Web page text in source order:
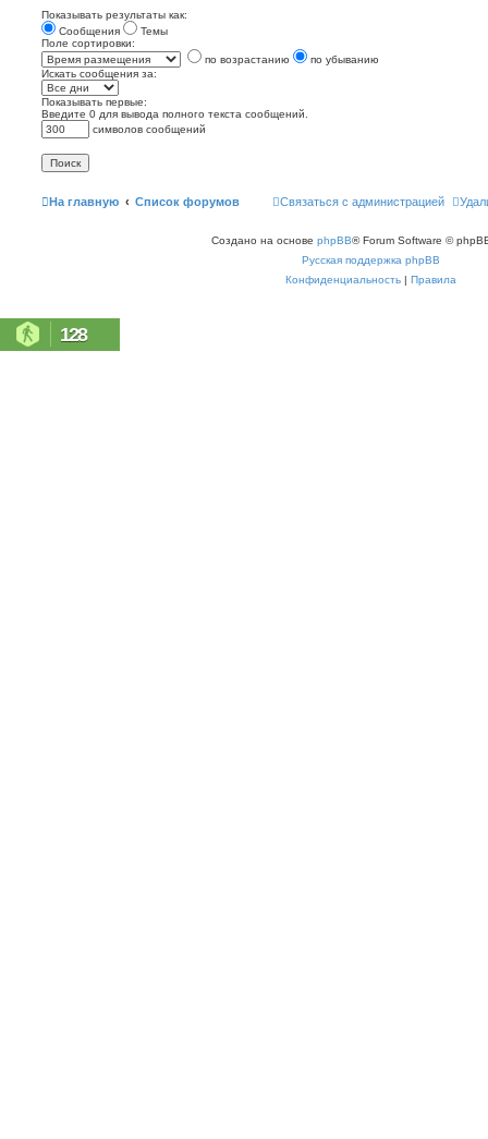
Показывать результаты как:
Сообщения
Темы
Поле сортировки:
по возрастанию
по убыванию
Искать сообщения за:
Показывать первые:
Введите 0 для вывода полного текста сообщений.
символов сообщений
На главную Список форумов Связаться с администрацией
Создано на основе phpBB® Forum Software ©
Русская поддержка phpBB
Конфиденциальность | Правила
128